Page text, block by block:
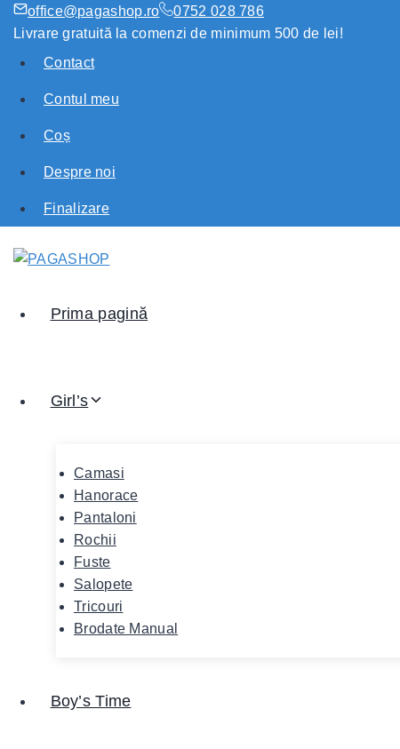
office@pagashop.ro
0752 028 786
Livrare gratuită la comenzi de minimum 500 de lei!
Contact
Contul meu
Coș
Despre noi
Finalizare
Prima pagină
Girl’s
Camasi
Hanorace
Pantaloni
Rochii
Fuste
Salopete
Tricouri
Brodate Manual
Boy’s Time